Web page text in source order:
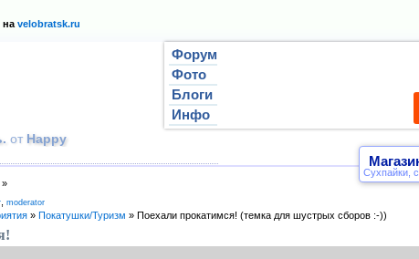
на velobratsk.ru
Форум
Фото
Блоги
Инфо
от Happy Туры
»
mоderator
» Покатушки/Туризм » Поехали прокатимся! (темка для шустрых сборов :-))
Сухпайки,